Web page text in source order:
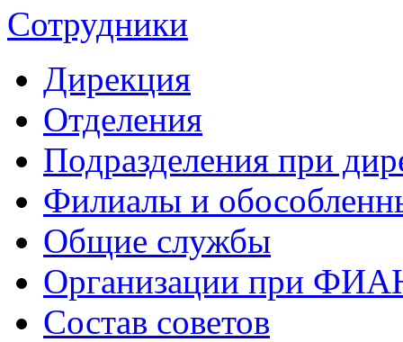
Сотрудники
Дирекция
Отделения
Подразделения при
Филиалы и
Общие службы
Организации при
Состав советов